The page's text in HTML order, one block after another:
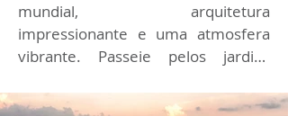
mundial, arquitetura
impressionante e uma atmosfera
vibrante. Passeie pelos jardins
arranha-céus futuristas, explore os